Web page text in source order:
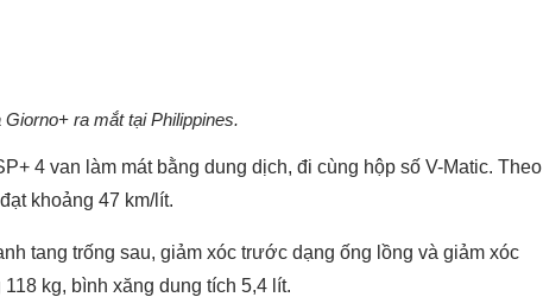
Giorno+ ra mắt tại Philippines.
4 van làm mát bằng dung dịch, đi cùng hộp số V-Matic. Theo
khoảng 47 km/lít.
tang trống sau, giảm xóc trước dạng ống lồng và giảm xóc
kg, bình xăng dung tích 5,4 lít.